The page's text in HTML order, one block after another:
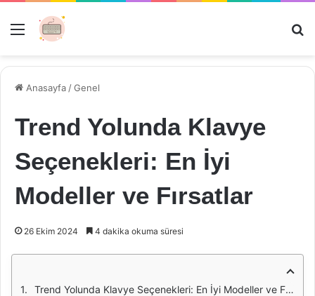
Menü
Anasayfa /Genel
Trend Yolunda Klavye
Seçenekleri: En İyi
Modeller ve Fırsatlar
26 Ekim 2024 4 dakika okuma süresi
Trend Yolunda Klavye Seçenekleri: En İyi Modeller ve Fırsatlar